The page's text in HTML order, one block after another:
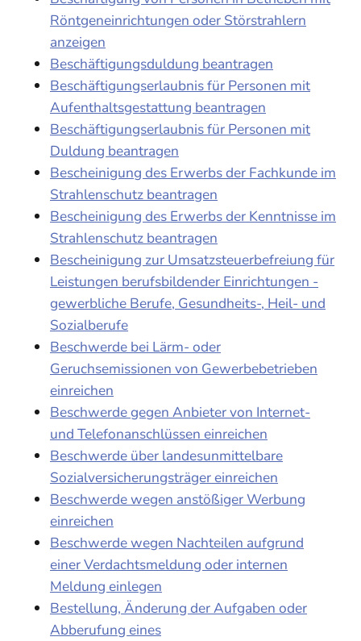
Röntgeneinrichtungen oder Störstrahlern
anzeigen
Beschäftigungsduldung beantragen
Beschäftigungserlaubnis für Personen mit
Aufenthaltsgestattung beantragen
Beschäftigungserlaubnis für Personen mit
Duldung beantragen
Bescheinigung des Erwerbs der Fachkunde im
Strahlenschutz beantragen
Bescheinigung des Erwerbs der Kenntnisse im
Strahlenschutz beantragen
Bescheinigung zur Umsatzsteuerbefreiung für
Leistungen berufsbildender Einrichtungen -
gewerbliche Berufe, Gesundheits-, Heil- und
Sozialberufe
Beschwerde bei Lärm- oder
Geruchsemissionen von Gewerbebetrieben
einreichen
Beschwerde gegen Anbieter von Internet-
und Telefonanschlüssen einreichen
Beschwerde über landesunmittelbare
Sozialversicherungsträger einreichen
Beschwerde wegen anstößiger Werbung
einreichen
Beschwerde wegen Nachteilen aufgrund
einer Verdachtsmeldung oder internen
Meldung einlegen
Bestellung, Änderung der Aufgaben oder
Abberufung eines